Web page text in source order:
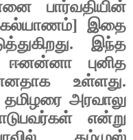
பார்வதியின்
கல்யாணம்] இதை
இந்த
ஈனன்னா புனித
உள்ளது.
தமிழரை அரவாலு
என்று